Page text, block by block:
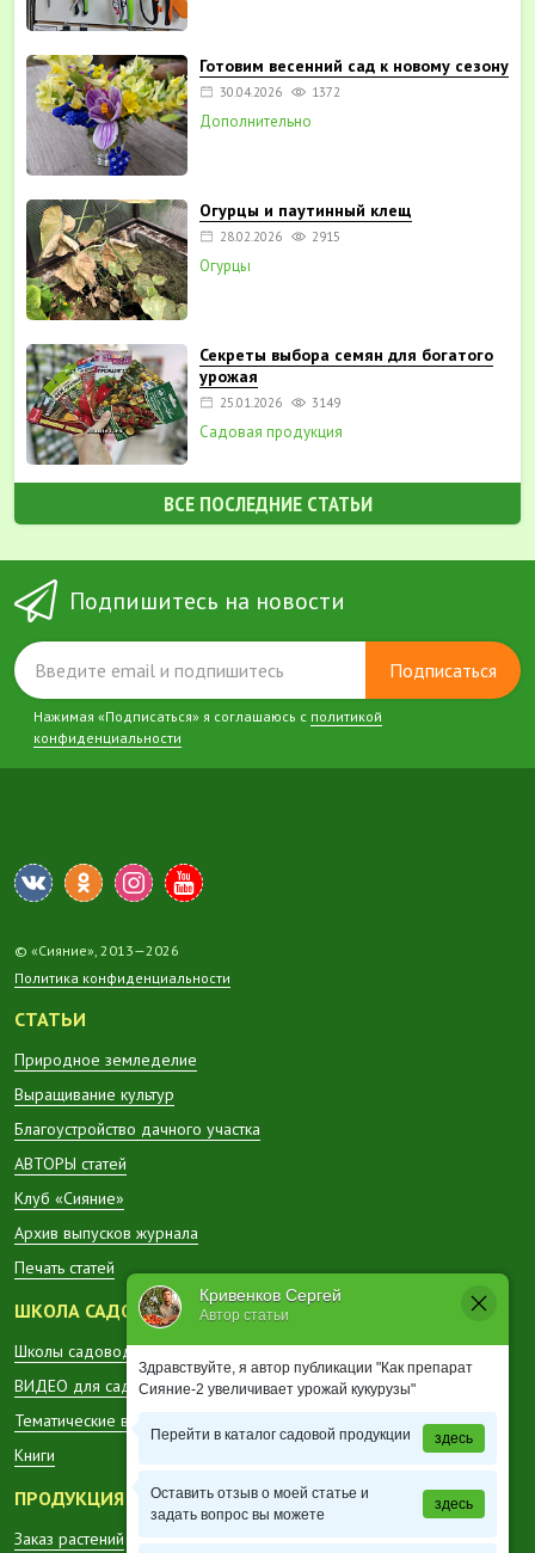
Кривенков Сергей
Автор статьи
Здравствуйте, я автор публикации "Как препарат
Сияние-2 увеличивает урожай кукурузы"
Перейти в каталог садовой продукции здесь
Оставить отзыв о моей статье и
задать вопрос вы можете
здесь
Готовим весенний сад к новому сезону
30.04.2026 1372
Дополнительно
Огурцы и паутинный клещ
28.02.2026 2915
Огурцы
Секреты выбора семян для богатого
урожая
25.01.2026 3149
Садовая продукция
ВСЕ ПОСЛЕДНИЕ СТАТЬИ
Подпишитесь на новости
Подписаться
Нажимая «Подписаться» я соглашаюсь с политикой
конфиденциальности
© «Сияние», 2013—2026
Политика конфиденциальности
СТАТЬИ
Природное земледелие
Выращивание культур
Благоустройство дачного участка
АВТОРЫ статей
Клуб «Сияние»
Архив выпусков журнала
Печать статей
ШКОЛА САДОВОДА
Школы садоводов в регионах
ВИДЕО для садоводов
Тематические вестники
Книги
ПРОДУКЦИЯ
Заказ растений